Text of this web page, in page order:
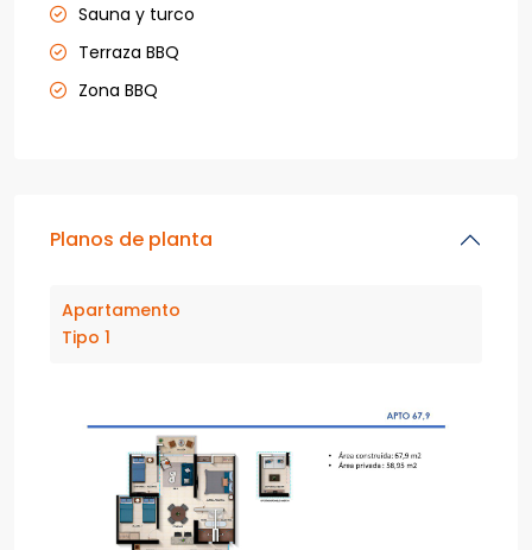
Sauna y turco
Terraza BBQ
Zona BBQ
Planos de planta
Apartamento
Tipo 1